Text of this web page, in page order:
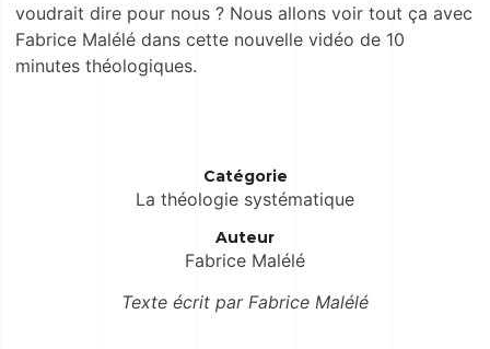
voudrait dire pour nous ? Nous allons voir tout ça avec
Fabrice Malélé dans cette nouvelle vidéo de 10
minutes théologiques.
Catégorie
La théologie systématique
Auteur
Fabrice Malélé
Texte écrit par Fabrice Malélé